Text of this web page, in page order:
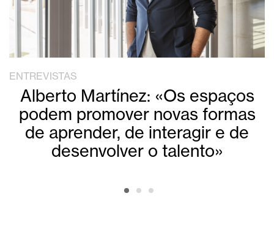
ENTREVISTAS
Alberto Martínez: «Os espaços
podem promover novas formas
de aprender, de interagir e de
desenvolver o talento»